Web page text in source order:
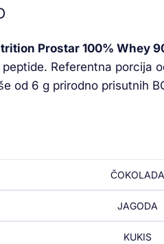
Prostar 100% Whey
Referentna porcija
od 6 g prirodno prisutnih
ČOKOLADA
JAGODA
KUKIS